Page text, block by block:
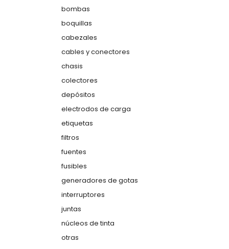
bombas
boquillas
cabezales
cables y conectores
chasis
colectores
depósitos
electrodos de carga
etiquetas
filtros
fuentes
fusibles
generadores de gotas
interruptores
juntas
núcleos de tinta
otras